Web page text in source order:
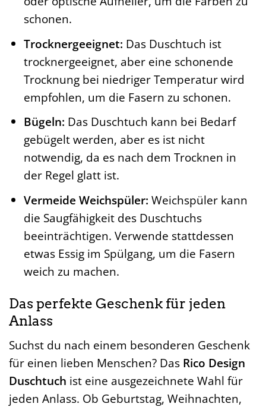
schonen.
Trocknergeeignet: Das Duschtuch ist
trocknergeeignet, aber eine schonende
Trocknung bei niedriger Temperatur wird
empfohlen, um die Fasern zu schonen.
Bügeln: Das Duschtuch kann bei Bedarf
gebügelt werden, aber es ist nicht
notwendig, da es nach dem Trocknen in
der Regel glatt ist.
Vermeide Weichspüler: Weichspüler kann
die Saugfähigkeit des Duschtuchs
beeinträchtigen. Verwende stattdessen
etwas Essig im Spülgang, um die Fasern
weich zu machen.
Das perfekte Geschenk für jeden
Anlass
Suchst du nach einem besonderen Geschenk
für einen lieben Menschen? Das Rico Design
Duschtuch ist eine ausgezeichnete Wahl für
jeden Anlass. Ob Geburtstag, Weihnachten,